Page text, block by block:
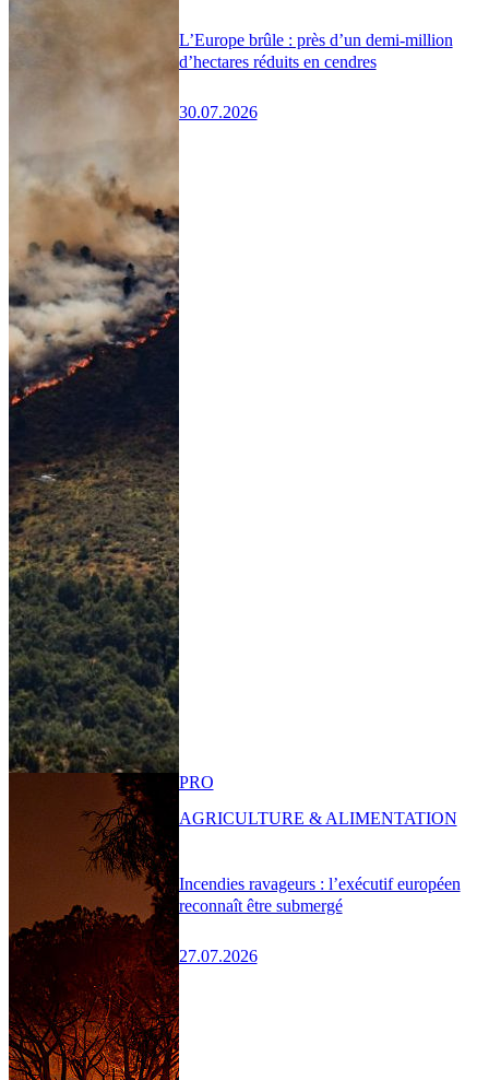
L’Europe brûle : près d’un demi-million
d’hectares réduits en cendres
30.07.2026
Incendies ravageurs : l’exécutif européen
reconnaît être submergé
27.07.2026
PRO
AGRICULTURE & ALIMENTATION